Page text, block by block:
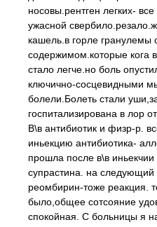
носовы.рентген легких-
ужасной
кашель.в горле гранулемы
содержимом.которые кога
стало легче.но боль
ключично-сосцевидными
болели.Болеть стали
госпитализирована в лор
В\в антибиотик и физр-р.
иньекцию антибиотика-
прошла после в\в
супрастина. на следующий
реомбирин-тоже реакция.
было,общее сотсояние
спокойная. С больницы я